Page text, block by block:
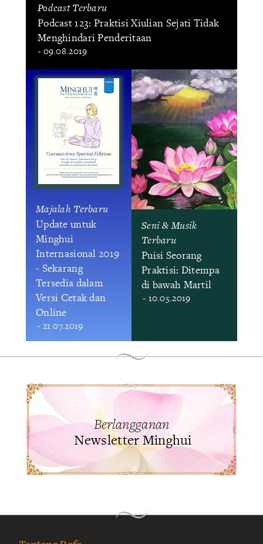
Podcast Terbaru
Podcast 123: Praktisi Xiulian Sejati Tidak
Menghindari Penderitaan
- 09.08.2019
Majalah Terbaru
Update untuk
Minghui
Internasional 2019
- Sekarang
Tersedia dalam
Versi Cetak dan
Online
- 21.07.2019
Seni & Musik
Terbaru
Puisi Seorang
Praktisi: Ditempa
di bawah Martil
- 10.05.2019
Berlangganan
Newsletter Minghui